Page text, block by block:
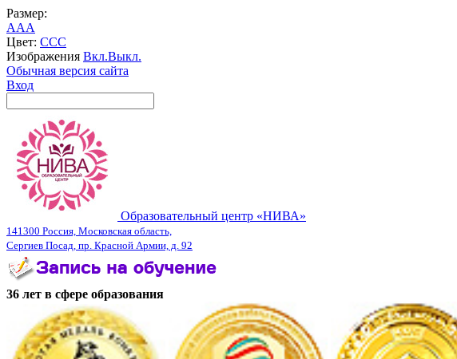
Размер:
AAA
Цвет: CCC
Изображения Вкл.Выкл.
Обычная версия сайта
Вход
Образовательный центр «НИВА»
141300 Россия, Московская область,
Сергиев Посад, пр. Красной Армии, д. 92
36 лет в сфере образования